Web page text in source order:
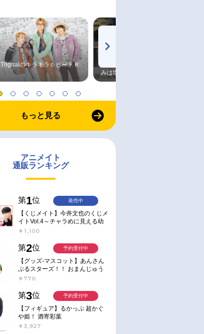
Trignalのキラキラ☆ビートＲ
みは塩だけ
もっと見る
アニメイト
通販ランキング
第1位
【くじメイト】今井文也のくじメ
イトVol.4～チャラめに見える幼
馴染、実は一途で独占欲が強いん
￥1,100
発売中
第2位
【グッズ-マスコット】あんさん
ぶるスターズ！！ おまんじゅう
にぎにぎマスコット ねくすと2
￥770
予約受付中
第3位
【フィギュア】るかっぷ 超かぐ
や姫！ 酒寄彩葉
￥3,927
予約受付中